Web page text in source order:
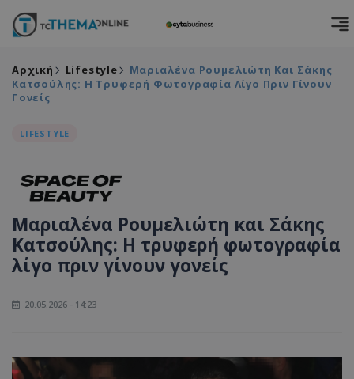
Αρχική Lifestyle
Μαριαλένα Ρουμελιώτη Και Σάκης
Κατσούλης: Η Τρυφερή Φωτογραφία Λίγο Πριν Γίνουν
Γονείς
LIFESTYLE
Μαριαλένα Ρουμελιώτη και Σάκης
Κατσούλης: Η τρυφερή φωτογραφία
λίγο πριν γίνουν γονείς
20.05.2026 - 14:23